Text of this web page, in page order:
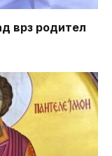
врз родител